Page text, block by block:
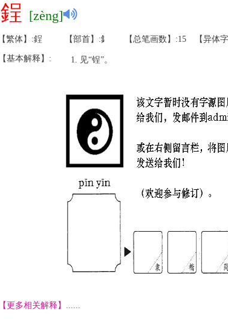
鋥 [zèng]
【繁体】:鋥 【部首】:釒 【总笔画数】:15 【异体
【基本解释】: 见“锃”。
【更多相关解释】......